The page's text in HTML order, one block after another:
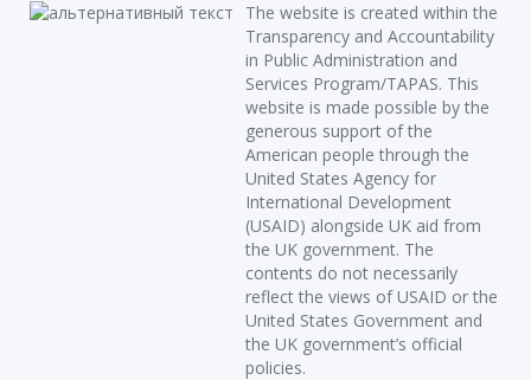
The website is created within the
Transparency and Accountability
in Public Administration and
Services Program/TAPAS. This
website is made possible by the
generous support of the
American people through the
United States Agency for
International Development
(USAID) alongside UK aid from
the UK government. The
contents do not necessarily
reflect the views of USAID or the
United States Government and
the UK government’s official
policies.